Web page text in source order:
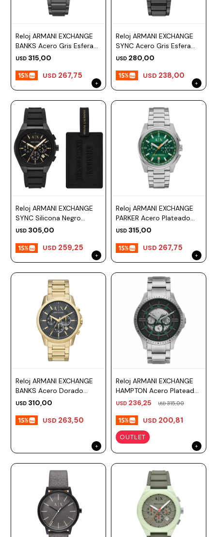
Reloj ARMANI EXCHANGE
BANKS Acero Gris Esfera
42mm
USD 315,00
USD 267,75
Reloj ARMANI EXCHANGE
SYNC Acero Gris Esfera
42mm
USD 280,00
USD 238,00
Reloj ARMANI EXCHANGE
SYNC Silicona Negro
Esfera 42mm
USD 305,00
USD 259,25
Reloj ARMANI EXCHANGE
PARKER Acero Plateado
Esfera 42mm
USD 315,00
USD 267,75
Reloj ARMANI EXCHANGE
BANKS Acero Dorado
Esfera 44mm
USD 310,00
USD 263,50
Reloj ARMANI EXCHANGE
HAMPTON Acero Plateado
Esfera 46mm
USD 236,25 USD315,00
USD 200,81
OUTLET
Casio
Fossil
Skagen
Rosefield
Maserati
Armani
Exchange
Emporio
Armani
Zippo
Karvik
Prune
Mistral
Camelbak
Repuestos
Bolígrafo
Rollerball
Lápiz
mecánico
Metal
Accesorios
MOCHILAS
ACCESORIOS
Lentes
Ver
todo
accesorios
OUTLET
BLOG
WATCHME
EN
VIVO
EmpresaCompraBlog